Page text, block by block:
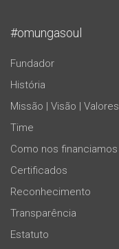
#omungasoul
Fundador
História
Missão | Visão | Valores
Time
Como nos financiamos
Certificados
Reconhecimento
Transparência
Estatuto